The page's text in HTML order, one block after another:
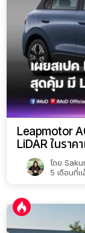
Leapmotor
LiDAR ในราค
โดย
5 เดือนที่แ